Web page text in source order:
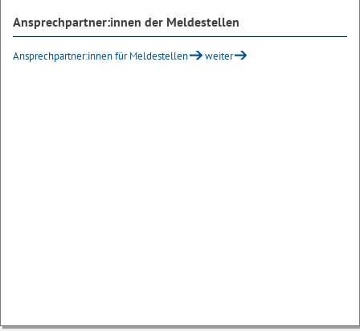
Ansprechpartner:innen der Meldestellen
Ansprechpartner:innen für Meldestellen weiter